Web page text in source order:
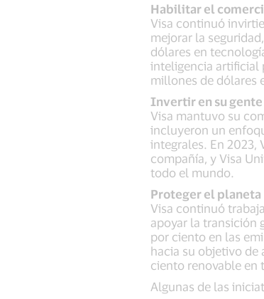
Habilitar el
Visa continuó
mejorar la
dólares en
inteligencia artificial
millones de dólares
Invertir en su gente
Visa mantuvo su
incluyeron un
integrales. En 2023,
compañía, y Visa
todo el mundo.
Proteger el planeta
Visa continuó
apoyar la transición
por ciento en las
hacia su objetivo de
ciento renovable en
Algunas de las